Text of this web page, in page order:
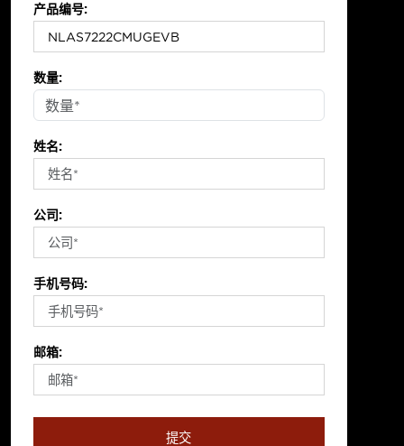
产品编号:
数量:
姓名:
公司:
手机号码:
邮箱:
提交